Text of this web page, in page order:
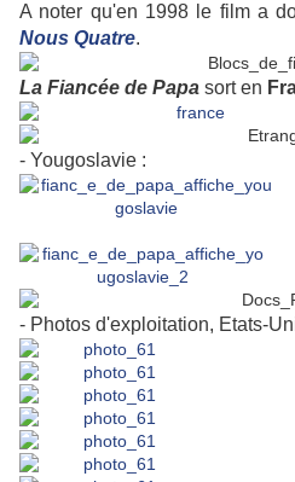
A noter qu'en 1998 le film a
Nous Quatre.
La Fiancée de Papa sort en
- Yougoslavie :
- Photos d'exploitation, Etats-